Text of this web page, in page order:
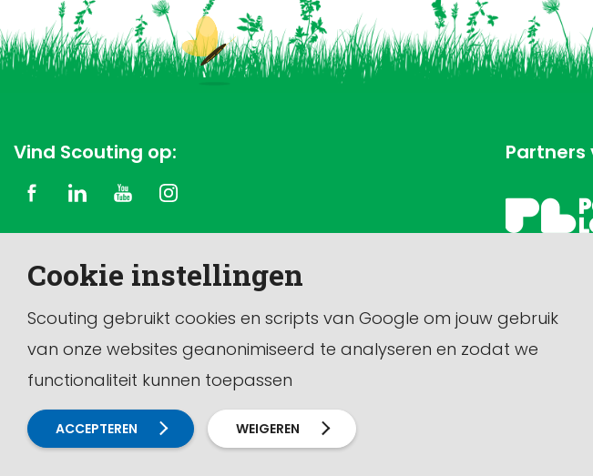
Cookie instellingen
Scouting gebruikt cookies en scripts van Google om jouw gebruik
van onze websites geanonimiseerd te analyseren en zodat we
functionaliteit kunnen toepassen
ACCEPTEREN WEIGEREN
Vind Scouting op:
Dit is de officiële website van de vereniging Scouting
Partners
Calamiteiten en melding doen Contact Disclaimer